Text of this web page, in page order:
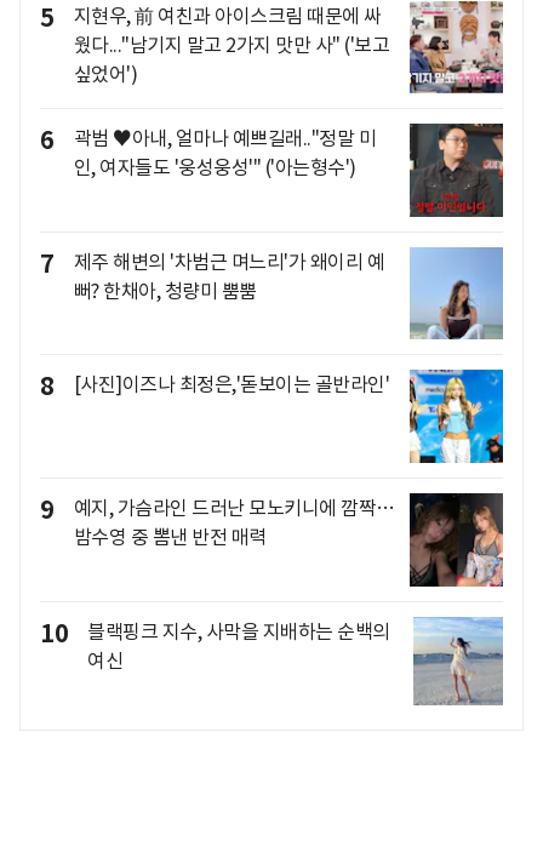
5
지현우, 前 여친과 아이스크림 때문에 싸
웠다..."남기지 말고 2가지 맛만 사" ('보고
싶었어')
6
곽범 ♥아내, 얼마나 예쁘길래.."정말 미
인, 여자들도 '웅성웅성'" ('아는형수')
7
제주 해변의 '차범근 며느리'가 왜이리 예
뻐? 한채아, 청량미 뿜뿜
8 [사진]이즈나 최정은,'돋보이는 골반라인'
9
예지, 가슴라인 드러난 모노키니에 깜짝…
밤수영 중 뽐낸 반전 매력
10
블랙핑크 지수, 사막을 지배하는 순백의
여신